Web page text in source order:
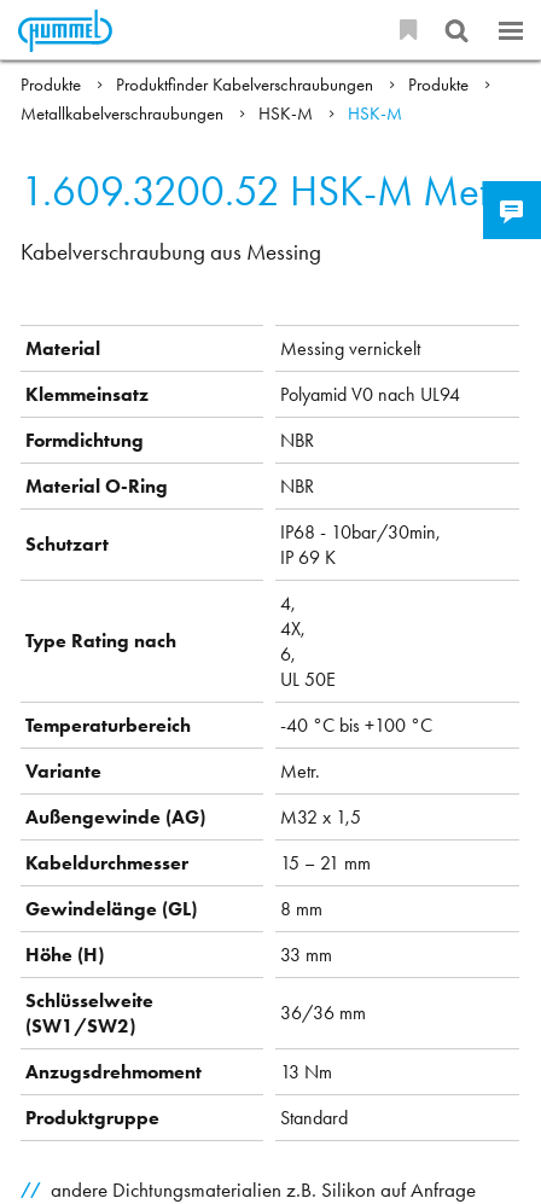
Produkte Produktfinder Kabelverschraubungen
Produkte
Metallkabelverschraubungen
HSK-M HSK-M
1.609.3200.52 HSK-M Metr.
Kabelverschraubung aus Messing
Material
Messing vernickelt
Klemmeinsatz
Polyamid V0 nach UL94
Formdichtung
NBR
Material O-Ring
NBR
Schutzart
IP68 - 10bar/30min,
IP 69 K
Type Rating nach
4,
4X,
6,
UL 50E
Temperaturbereich
-40 °C bis +100 °C
Variante
Metr.
Außengewinde (AG)
M32 x 1,5
Kabeldurchmesser
15 – 21 mm
Gewindelänge (GL)
8 mm
Höhe (H)
33 mm
Schlüsselweite
(SW1/SW2)
36/36 mm
Anzugsdrehmoment
13 Nm
Produktgruppe
Standard
andere Dichtungsmaterialien z.B. Silikon auf Anfrage